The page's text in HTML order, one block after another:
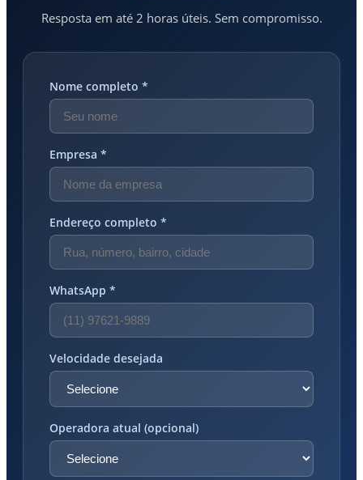
Resposta em até 2 horas úteis. Sem compromisso.
Nome completo *
Empresa *
Endereço completo *
WhatsApp *
Velocidade desejada
Operadora atual (opcional)